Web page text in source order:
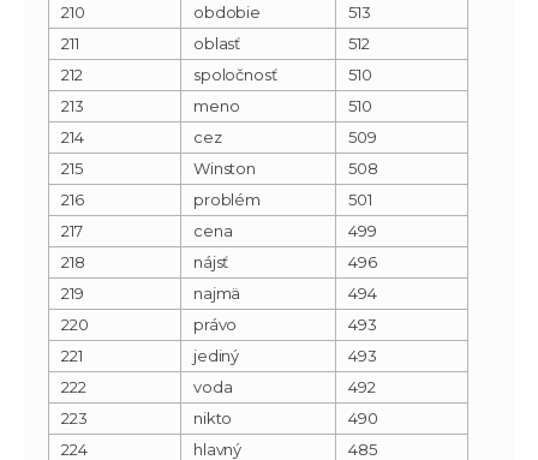
210
obdobie
513
211
oblasť
512
212
spoločnosť
510
213
meno
510
214
cez
509
215
Winston
508
216
problém
501
217
cena
499
218
nájsť
496
219
najmä
494
220
právo
493
221
jediný
493
222
voda
492
223
nikto
490
224
hlavný
485